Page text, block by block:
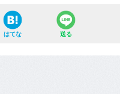
はてな 送る